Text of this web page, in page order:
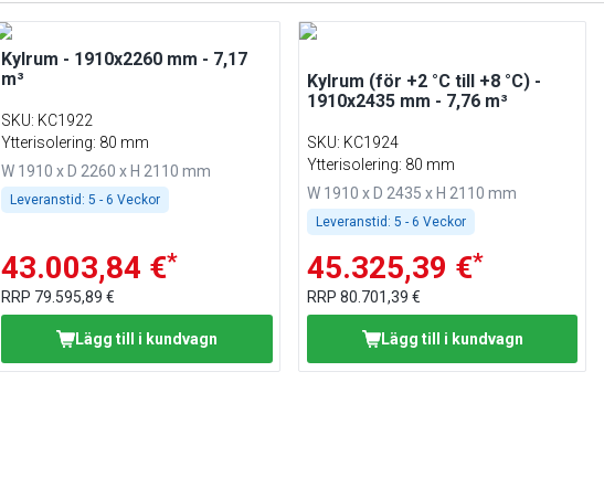
Kylrum - 1910x2260 mm - 7,17
m³
SKU: KC1922
Ytterisolering: 80 mm
W 1910 x D 2260 x H 2110 mm
Leveranstid: 5 - 6 Veckor
43.003,84 €*
RRP 79.595,89 €
Lägg till i kundvagn
Kylrum (för +2 °C till +8 °C) -
1910x2435 mm - 7,76 m³
SKU: KC1924
Ytterisolering: 80 mm
W 1910 x D 2435 x H 2110 mm
Leveranstid: 5 - 6 Veckor
45.325,39 €*
RRP 80.701,39 €
Lägg till i kundvagn